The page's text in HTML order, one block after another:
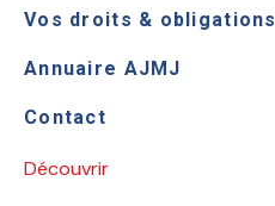
Vos droits & obligations
Annuaire AJMJ
Contact
Découvrir